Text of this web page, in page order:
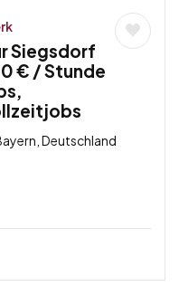
Siegsdorf
€ / Stunde
Deutschland